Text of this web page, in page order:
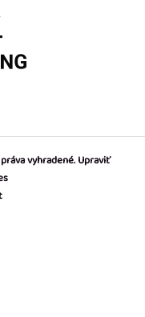
vyhradené.Upraviť